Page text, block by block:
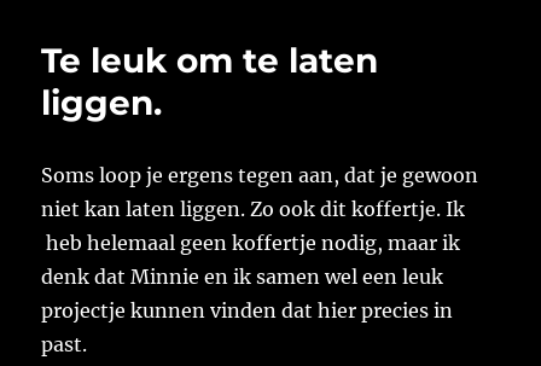
Te leuk om te laten
liggen.
Soms loop je ergens tegen aan, dat je gewoon
niet kan laten liggen. Zo ook dit koffertje. Ik
heb helemaal geen koffertje nodig, maar ik
denk dat Minnie en ik samen wel een leuk
projectje kunnen vinden dat hier precies in
past.